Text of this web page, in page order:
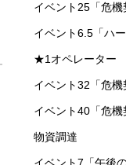
イベント25「危機
イベント6.5「ハ
★1オペレーター
イベント32「危機
イベント40「危機
物資調達